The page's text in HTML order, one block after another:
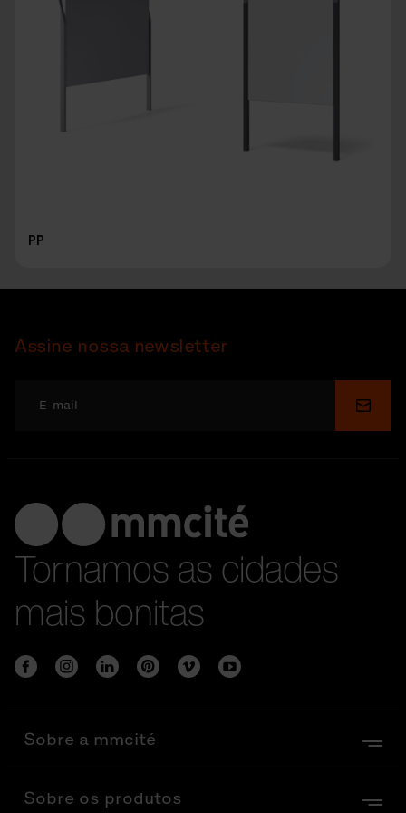
PP
Assine nossa newsletter
Enviar
Tornamos as cidades
mais bonitas
Sobre a mmcité
Sobre os produtos